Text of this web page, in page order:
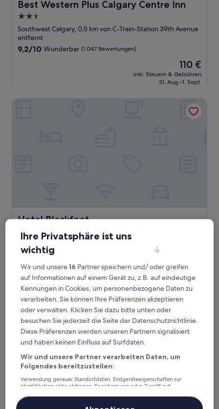
Best Western Plus Calgary Centre Inn
Best Western Plus Calgary Centre Inn
2.5-
Sterne-
Unterkunft
Southwest Calgary, 0,5 km von C-Train-Station 39th Avenue
entfernt
9.2
9,2/10 Wunderbar (1.047 Bewertungen)
Der
Preis
beträgt
110 €
inkl. Steuern & Gebühren
31. Aug.–1. Sept.
Hotel Blackfoot
Hotel Blackfoot
4.0-
Sterne-
Unterkunft
Southeast Calgary, 2,2 km von C-Train-Station 39th Avenue
entfernt
9.2
von
10,
Wunderbar,
(1.697
Bewertungen)
9,2/10 Wunderbar (1.697 Bewertungen)
Der
Preis
139 €
139 €
inkl. Steuern & Gebühren
16. Aug.–17. Aug.
Comfort Inn And Suites South
Ihre Privatsphäre ist uns
wichtig
Wir und unsere16 Partner speichern und/ oder greifen
auf Informationen auf einem Gerät zu, z.B. auf eindeutige
Kennungen in Cookies, um personenbezogene Daten zu
verarbeiten. Sie können Ihre Präferenzen akzeptieren
oder verwalten. Klicken Sie dazu bitte unten oder
besuchen Sie jederzeit die Seite der Datenschutzrichtlinie.
Diese Präferenzen werden unseren Partnern signalisiert
und haben keinen Einfluss auf Surfdaten.
Wir und unsere Partner verarbeiten Daten, um
Folgendes bereitzustellen:
Verwendung genauer Standortdaten. Endgeräteeigenschaften zur
Identifikation aktiv abfragen. Speichern von oder Zugriff auf
Inhalte, Messung von Werbeleistung und der Performance von Inhalten,
Zielgruppenforschung sowie Entwicklung und Verbesserung von